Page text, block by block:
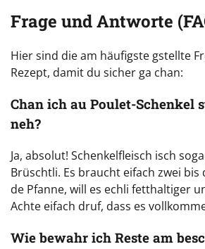
Frage und Antworte
Hier sind die am häufigste gstellte
Rezept, damit du sicher ga chan:
Chan ich au Poulet-Schenkel
neh?
Ja, absolut! Schenkelfleisch isch
Brüschtli. Es braucht eifach zwei
de Pfanne, will es echli fetthaltiger
Achte eifach druf, dass es
Wie bewahr ich Reste am